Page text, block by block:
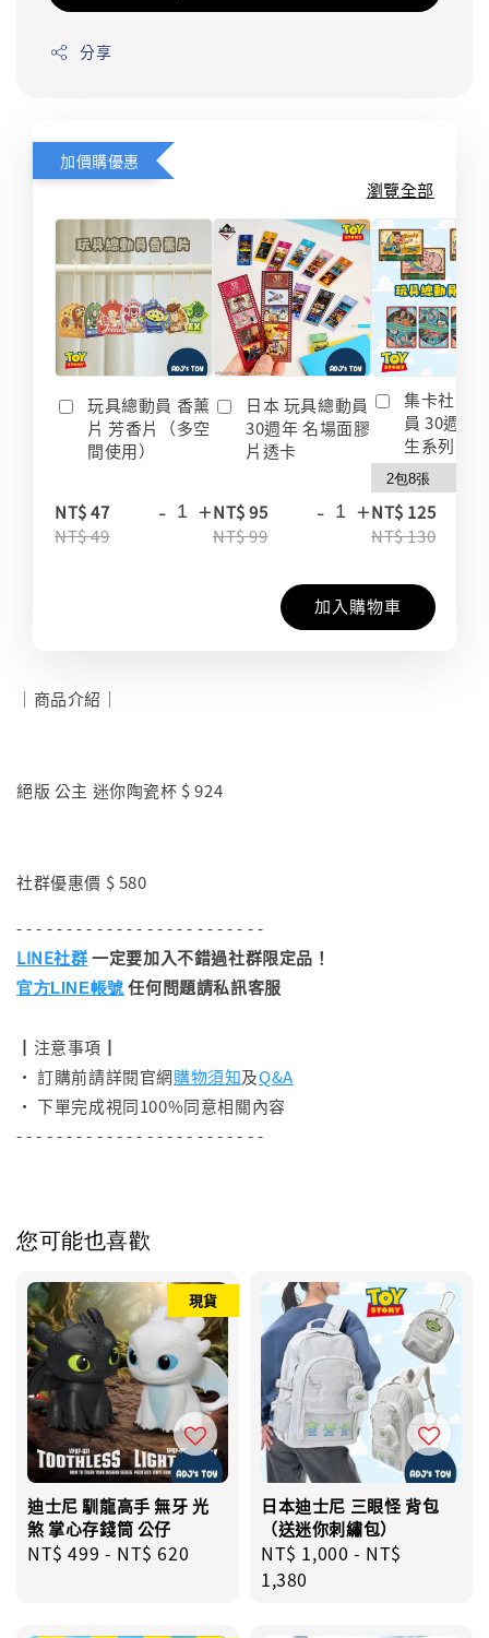
分享
加價購優惠
瀏覽全部
玩具總動員 香薰
片 芳香片（多空
間使用）
NT$ 47
NT$ 49
- +
日本 玩具總動員
30週年 名場面膠
片透卡
NT$ 95
NT$ 99
- +
集卡社 玩
員 30週年
生系列 收
NT$ 125
NT$ 130
加入購物車
｜商品介紹｜
絕版 公主 迷你陶瓷杯 $ 924
社群優惠價 $ 580
- - - - - - - - - - - - - - - - - - - - - - - - -
LINE社群一定要加入不錯過社群限定品！
官方LINE帳號 任何問題請私訊客服
┃注意事項┃
• 訂購前請詳閱官網購物須知及Q&A
• 下單完成視同100%同意相關內容
- - - - - - - - - - - - - - - - - - - - - - - - -
您可能也喜歡
現貨
迪士尼 馴龍高手 無牙 光
煞 掌心存錢筒 公仔
Regular
NT$ 499 - NT$ 620
日本迪士尼 三眼怪 背包
（送迷你刺繡包）
Regular
price
NT$ 1,000 - NT$
1,380